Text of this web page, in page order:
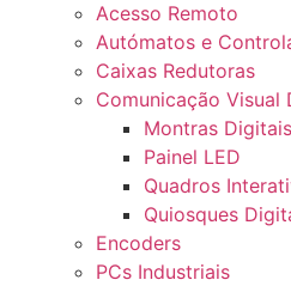
Acesso Remoto
Autómatos e
Caixas Redutoras
Comunicação Visual
Montras Digitais
Painel LED
Quadros
Quiosques
Encoders
PCs Industriais